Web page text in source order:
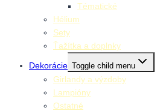
Tématické
Hélium
Sety
Ťažítka a doplnky
Dekorácie Toggle child menu
Girlandy a výzdoby
Lampióny
Ostatné